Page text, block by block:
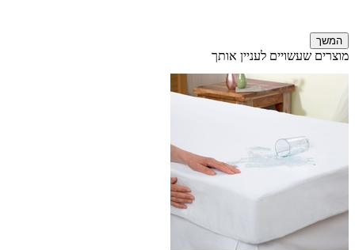
המשך
מוצרים שעשויים לעניין אותך